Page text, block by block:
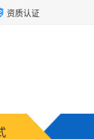
资质认证